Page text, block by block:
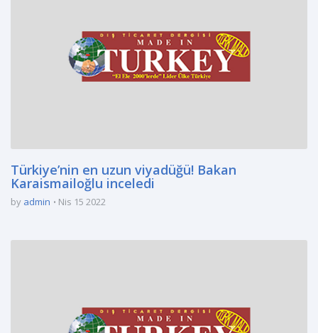
Türkiye’nin en uzun viyadüğü! Bakan
Karaismailoğlu inceledi
by admin Nis 15 2022